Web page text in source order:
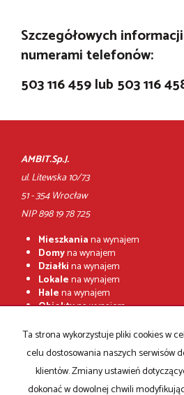
Szczegółowych
numerami telefonów:
503 116 459 lub 503 116
AMBIT.Sp.J.
ul. Litewska 10/73
51 - 354 Wrocław
NIP 898 19 78 725
Mieszkaniana wynajem
Domyna wynajem
Działkina wynajem
Lokalena wynajem
Halena wynajem
Obiektyna wynajem
Mieszkaniana sprzedaż
Domyna sprzedaż
Działkina sprzedaż
Lokalena sprzedaż
Hale na sprzedaż
Ta strona wykorzystuje pliki cookies w
celu dostosowania naszych serwisów
klientów. Zmiany ustawień
dokonać w dowolnej chwili